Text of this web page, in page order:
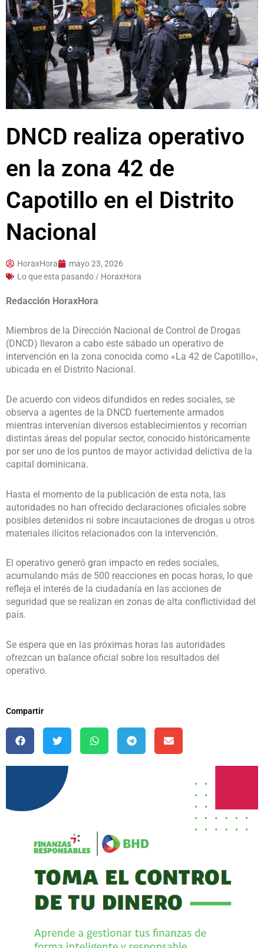
DNCD realiza operativo
en la zona 42 de
Capotillo en el Distrito
Nacional
HoraxHora
mayo 23, 2026
Lo que esta pasando / HoraxHora
Redacción HoraxHora
Miembros de la Dirección Nacional de Control de Drogas
(DNCD) llevaron a cabo este sábado un operativo de
intervención en la zona conocida como «La 42 de Capotillo»,
ubicada en el Distrito Nacional.
De acuerdo con videos difundidos en redes sociales, se
observa a agentes de la DNCD fuertemente armados
mientras intervenían diversos establecimientos y recorrían
distintas áreas del popular sector, conocido históricamente
por ser uno de los puntos de mayor actividad delictiva de la
capital dominicana.
Hasta el momento de la publicación de esta nota, las
autoridades no han ofrecido declaraciones oficiales sobre
posibles detenidos ni sobre incautaciones de drogas u otros
materiales ilícitos relacionados con la intervención.
El operativo generó gran impacto en redes sociales,
acumulando más de 500 reacciones en pocas horas, lo que
refleja el interés de la ciudadanía en las acciones de
seguridad que se realizan en zonas de alta conflictividad del
país.
Se espera que en las próximas horas las autoridades
ofrezcan un balance oficial sobre los resultados del
operativo.
Compartir